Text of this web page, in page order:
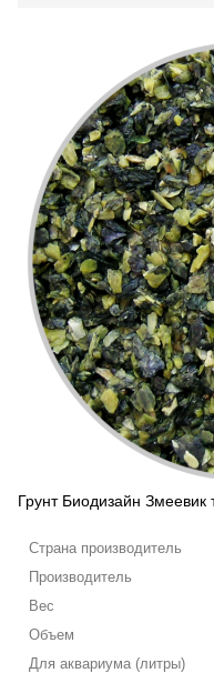
Грунт Биодизайн
Страна производитель
Производитель
Вес
Объем
Для аквариума (литры)